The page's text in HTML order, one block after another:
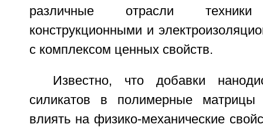
различные отрасли техники
конструкционными и
с комплексом ценных свойств.
Известно, что добавки
силикатов в полимерные матрицы
влиять на физико-механические